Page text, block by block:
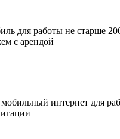
для работы не старше
с арендой
интернет для